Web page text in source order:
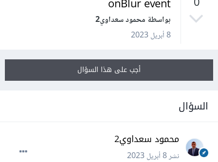
بواسطة محمود سعداوي2
8 أبريل 2023
أجب على هذا السؤال
السؤال
محمود سعداوي2
نشر8 أبريل 2023